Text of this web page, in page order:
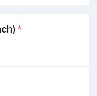
di tempat Anda:
dilayani dan
*